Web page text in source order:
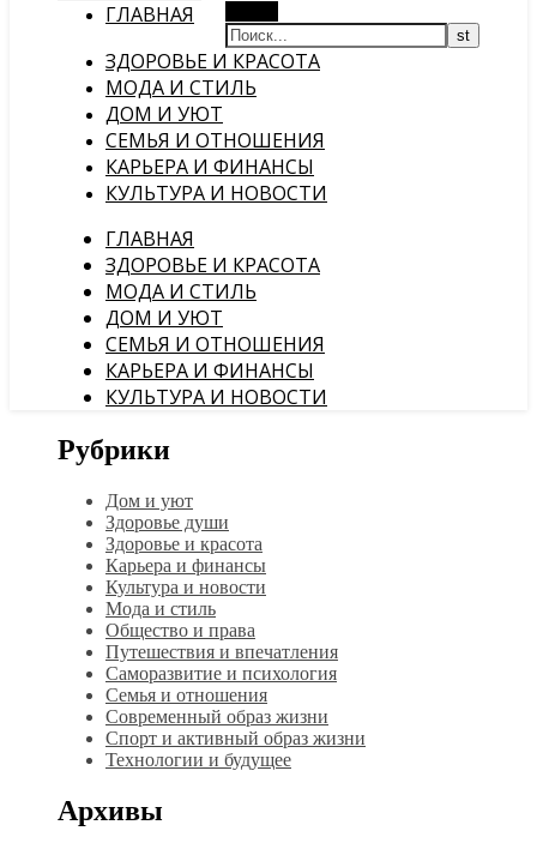
ГЛАВНАЯ
ЗДОРОВЬЕ И КРАСОТА
МОДА И СТИЛЬ
ДОМ И УЮТ
СЕМЬЯ И ОТНОШЕНИЯ
КАРЬЕРА И ФИНАНСЫ
КУЛЬТУРА И НОВОСТИ
ГЛАВНАЯ
ЗДОРОВЬЕ И КРАСОТА
МОДА И СТИЛЬ
ДОМ И УЮТ
СЕМЬЯ И ОТНОШЕНИЯ
КАРЬЕРА И ФИНАНСЫ
КУЛЬТУРА И НОВОСТИ
Рубрики
Дом и уют
Здоровье души
Здоровье и красота
Карьера и финансы
Культура и новости
Мода и стиль
Общество и права
Путешествия и впечатления
Саморазвитие и психология
Семья и отношения
Современный образ жизни
Спорт и активный образ жизни
Технологии и будущее
Архивы